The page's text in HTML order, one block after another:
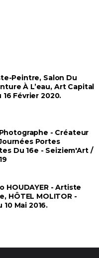
Peintre, Salon Du
À L’eau, Art Capital
16 Février 2020.
- Créateur
Portes
Du 16e - Seiziem'Art /
HOUDAYER - Artiste
HÔTEL MOLITOR -
10 Mai 2016.